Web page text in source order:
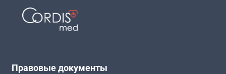
Правовые документы